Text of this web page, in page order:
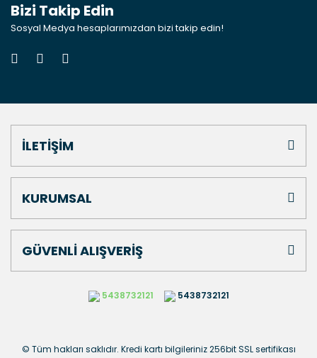
Bizi Takip Edin
Sosyal Medya hesaplarımızdan bizi takip edin!
İLETİŞİM
KURUMSAL
GÜVENLİ ALIŞVERİŞ
5438732121 5438732121
© Tüm hakları saklıdır. Kredi kartı bilgileriniz 256bit SSL sertifikası